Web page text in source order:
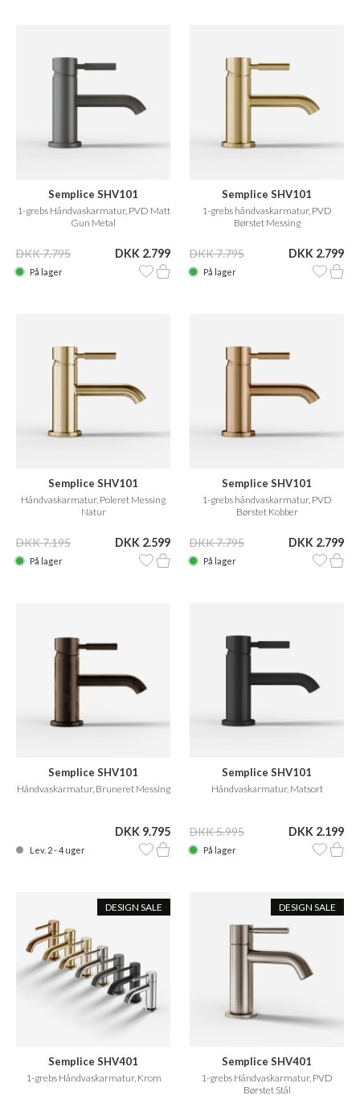
Semplice SHV101
1-grebs Håndvaskarmatur, PVD Matt
Gun Metal
DKK 7.795 DKK 2.799
På lager
Semplice SHV101
1-grebs håndvaskarmatur, PVD
Børstet Messing
DKK 7.795 DKK 2.799
På lager
Semplice SHV101
Håndvaskarmatur, Poleret Messing
Natur
DKK 7.195 DKK 2.599
På lager
Semplice SHV101
1-grebs håndvaskarmatur, PVD
Børstet Kobber
DKK 7.795 DKK 2.799
På lager
Semplice SHV101
Håndvaskarmatur, Bruneret Messing
DKK 9.795
Lev. 2 - 4 uger
Semplice SHV101
Håndvaskarmatur, Matsort
DKK 5.995 DKK 2.199
På lager
DESIGN SALE
Semplice SHV401
1-grebs Håndvaskarmatur, Krom
DESIGN SALE
Semplice SHV401
1-grebs Håndvaskarmatur, PVD
Børstet Stål